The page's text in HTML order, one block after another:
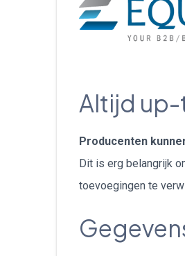
Altijd
Producenten
Dit is erg belangrijk
toevoegingen te